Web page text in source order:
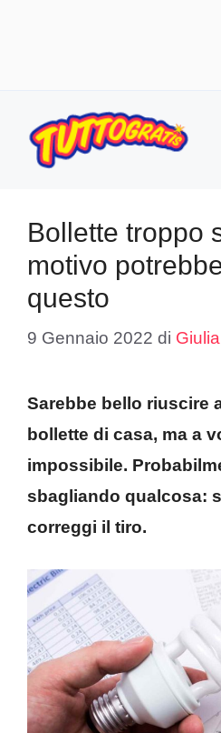
contenuto
Bollette troppo
motivo
questo
9 Gennaio 2022 di
Sarebbe bello riuscire
bollette di casa, ma a
impossibile.
sbagliando qualcosa:
correggi il tiro.